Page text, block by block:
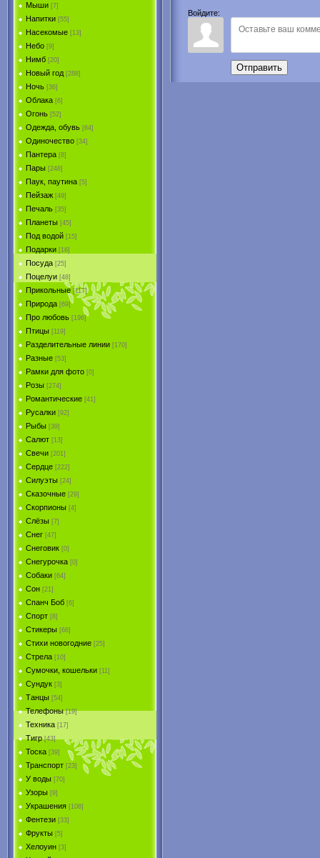
Мыши [7]
Напитки [55]
Насекомые [13]
Небо [9]
Нимб [20]
Новый год [288]
Ночь [36]
Облака [6]
Огонь [52]
Одежда, обувь [64]
Одиночество [34]
Пантера [8]
Пары [248]
Паук, паутина [5]
Пейзаж [49]
Печаль [35]
Планеты [45]
Под водой [15]
Подарки [16]
Посуда [25]
Поцелуи [48]
Прикольные [117]
Природа [69]
Про любовь [196]
Птицы [119]
Разделительные линии [170]
Разные [53]
Рамки для фото [0]
Розы [274]
Романтические [41]
Русалки [92]
Рыбы [39]
Салют [13]
Свечи [201]
Сердце [222]
Силуэты [24]
Сказочные [29]
Скорпионы [4]
Слёзы [7]
Снег [47]
Снеговик [0]
Снегурочка [0]
Собаки [64]
Сон [21]
Спанч Боб [6]
Спорт [8]
Стикеры [66]
Стихи новогодние [25]
Стрела [10]
Сумочки, кошельки [11]
Сундук [3]
Танцы [54]
Телефоны [19]
Техника [17]
Тигр [43]
Тоска [39]
Транспорт [23]
У воды [70]
Узоры [9]
Украшения [108]
Фентези [33]
Фрукты [5]
Хелоуин [3]
Войдите:
Отправить